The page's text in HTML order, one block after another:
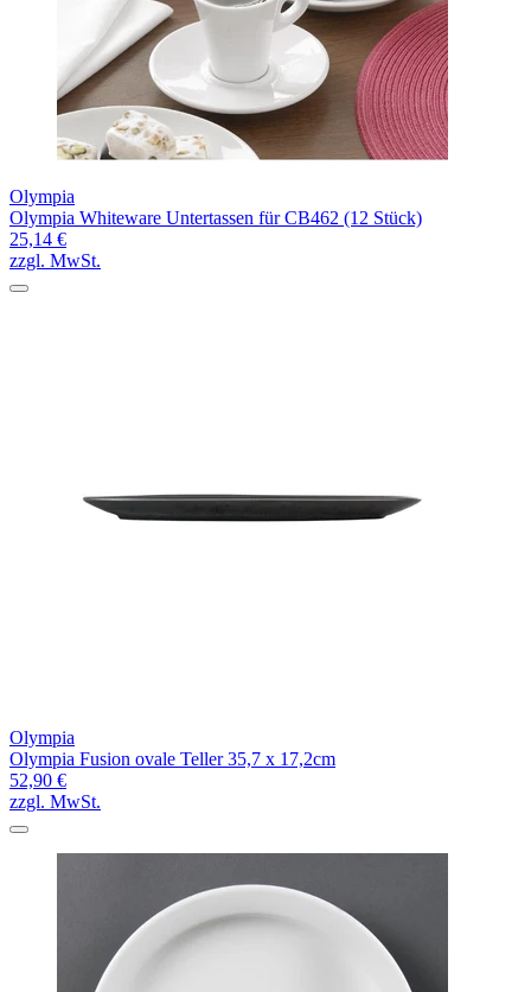
Olympia
Olympia Whiteware Untertassen für CB462 (12 Stück)
25,14 €
zzgl. MwSt.
Olympia
Olympia Fusion ovale Teller 35,7 x 17,2cm
52,90 €
zzgl. MwSt.